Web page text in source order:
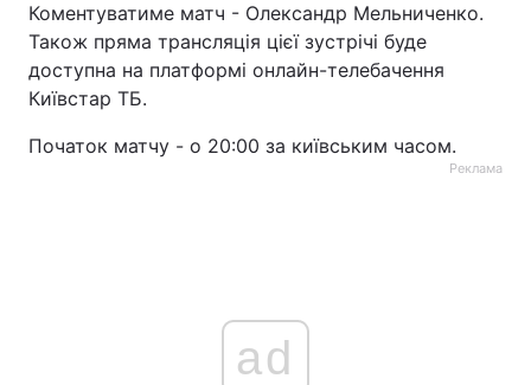
Коментуватиме матч - Олександр Мельниченко.
Також пряма трансляція цієї зустрічі буде
доступна на платформі онлайн-телебачення
Київстар ТБ.
Початок матчу - о 20:00 за київським часом.
Реклама
ad